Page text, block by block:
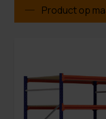
Product op